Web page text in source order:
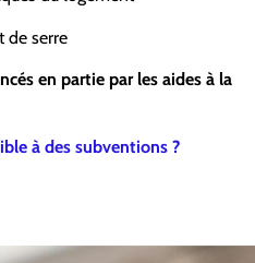
de serre
en partie par les aides à la
à des subventions ?